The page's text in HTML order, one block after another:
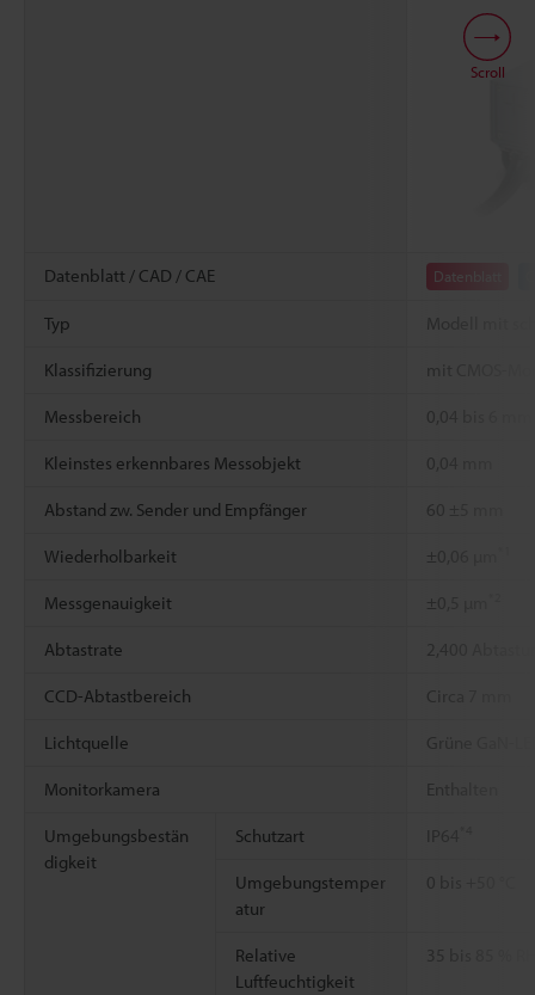
Datenblatt / CAD / CAE Datenblatt
Typ Modell mit
Klassifizierung mit CMOS-
Messbereich 0,04 bis 6 mm
Kleinstes erkennbares Messobjekt 0,04 mm
Abstand zw. Sender und Empfänger 60 ±5 mm
Wiederholbarkeit ±0,06 µm
Messgenauigkeit ±0,5 µm
Abtastrate 2,400
CCD-Abtastbereich Circa 7 mm
Lichtquelle Grüne GaN-
Monitorkamera Enthalten
Umgebungsbestän
digkeit
Schutzart IP64
Umgebungstemper
atur
0 bis +50 °C
Relative
Luftfeuchtigkeit
35 bis 85 %
Scroll